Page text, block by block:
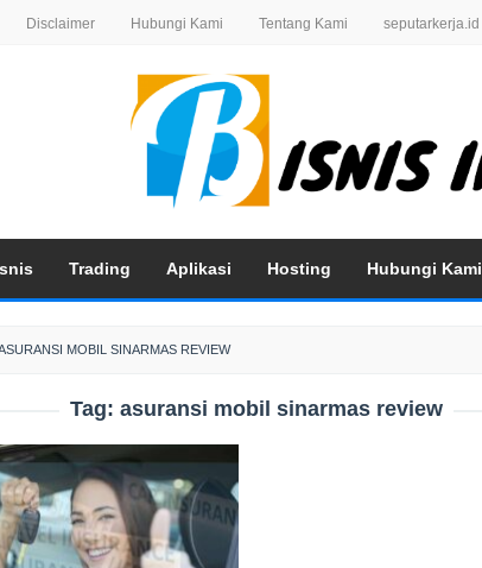
Disclaimer Hubungi Kami Tentang Kami seputarkerja.id
Trading Aplikasi Hosting Hubungi Kami
MOBIL SINARMAS REVIEW
Tag: asuransi mobil sinarmas review